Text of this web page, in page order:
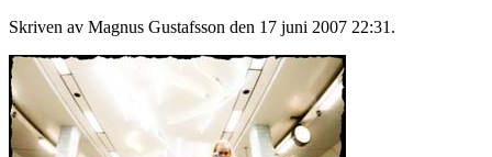
Skriven av Magnus Gustafsson den 17 juni 2007 22:31 .